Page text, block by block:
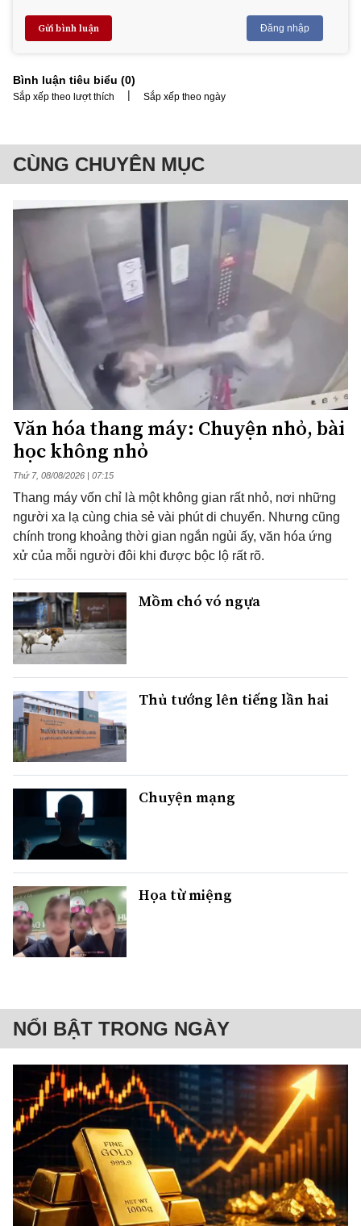
Gửi bình luận Đăng nhập
Bình luận tiêu biểu (0)
Sắp xếp theo lượt thích | Sắp xếp theo ngày
CÙNG CHUYÊN MỤC
Văn hóa thang máy: Chuyện nhỏ, bài
học không nhỏ
Thứ 7, 08/08/2026 | 07:15
Thang máy vốn chỉ là một không gian rất nhỏ, nơi những
người xa lạ cùng chia sẻ vài phút di chuyển. Nhưng cũng
chính trong khoảng thời gian ngắn ngủi ấy, văn hóa ứng
xử của mỗi người đôi khi được bộc lộ rất rõ.
Mồm chó vó ngựa
Thủ tướng lên tiếng lần hai
Chuyện mạng
Họa từ miệng
NỔI BẬT TRONG NGÀY